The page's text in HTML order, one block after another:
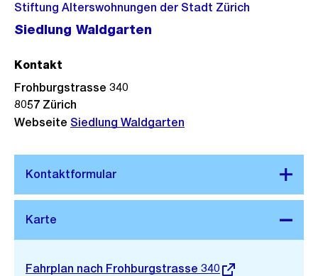
Stiftung Alterswohnungen der Stadt Zürich
Siedlung Waldgarten
Stadtplan 3D
Externer
Fahrplan nach Frohburgstrasse 340
Kontakt
Frohburgstrasse 340
8057 Zürich
Webseite Siedlung Waldgarten